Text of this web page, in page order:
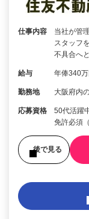
仕事内容
当社が管
スタッフ
不具合へ
給与 年俸340
勤務地 大阪府内
応募資格
50代活躍
免許必須
後で見る